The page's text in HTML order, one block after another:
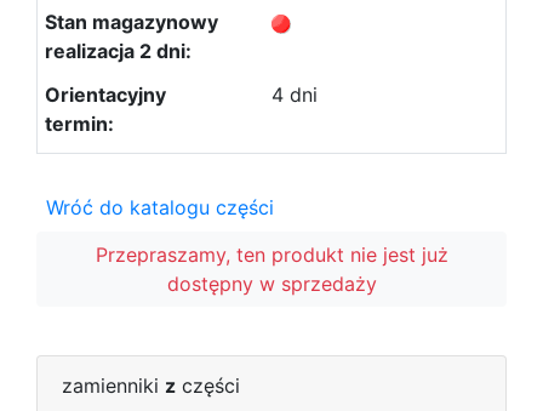
4 dni
Wróć do katalogu części
Przepraszamy, ten produkt nie jest już
dostępny w sprzedaży
zamienniki z części